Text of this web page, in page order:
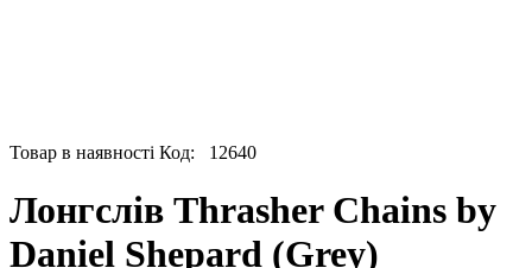
Товар в наявності Код: 12640
Лонгслів Thrasher Chains by
Daniel Shepard (Grey)